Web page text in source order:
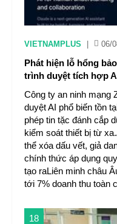
VIETNAMPLUS 06/
Phát hiện lỗ hổng
trình duyệt tích hợp
Công ty an ninh mạng
duyệt AI phổ biến tồn
phép tin tặc đánh cắp
kiểm soát thiết bị từ
thể xóa dấu vết, giả
chính thức áp dụng
tạo raLiên minh châu
tới 7% doanh thu toàn
18